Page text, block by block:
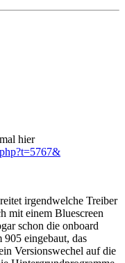
hier
irgendwelche Treiber
mit einem Bluescreen
schon die onboard
eingebaut, das
Versionswechel auf die